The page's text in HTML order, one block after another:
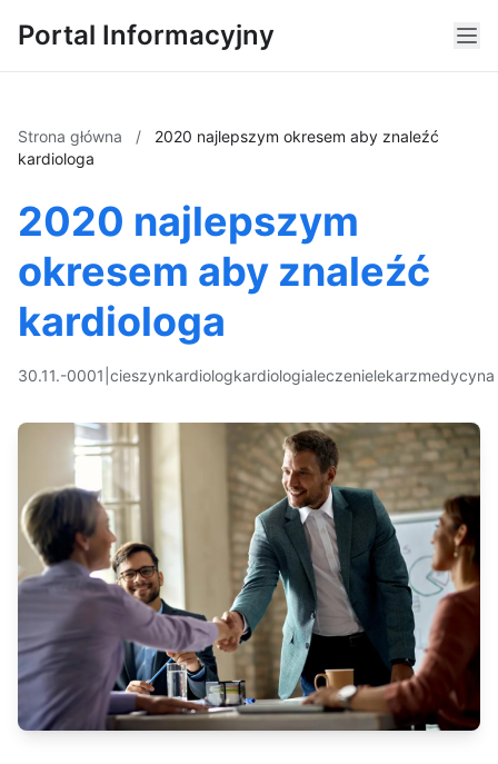
Portal Informacyjny
Strona główna /
2020 najlepszym okresem aby znaleźć
kardiologa
2020 najlepszym
okresem aby znaleźć
kardiologa
30.11.-0001 cieszynkardiologkardiologialeczenielekarzmedycyna